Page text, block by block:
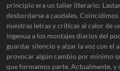
principio era un taller literario:
desbordarse a caudales.
nuestras letras y críticas al calor de
ingenua a los montajes diarios del
guardar silencio y alzar la voz con el
provocar algún cambio por mínimo
que formamos parte. Actualmente, y